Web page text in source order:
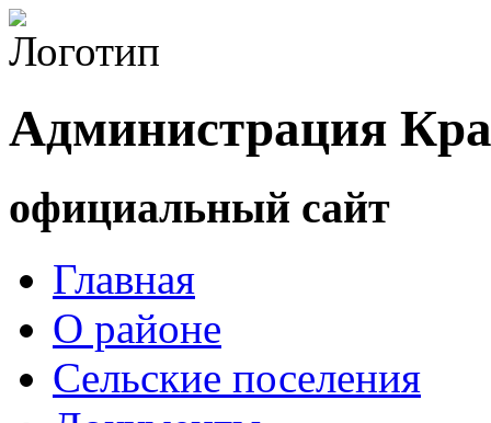
Администрация
официальный сайт
Главная
О районе
Сельские поселения